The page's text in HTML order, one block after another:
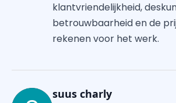
klantvriendelijkheid,
betrouwbaarheid en de
rekenen voor het werk.
suus charly